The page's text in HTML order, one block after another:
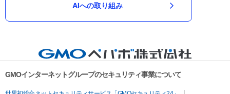
AIへの取り組み
GMOインターネットグループのセキュリティ事業について